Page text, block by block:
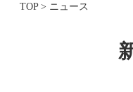
TOP> ニュース